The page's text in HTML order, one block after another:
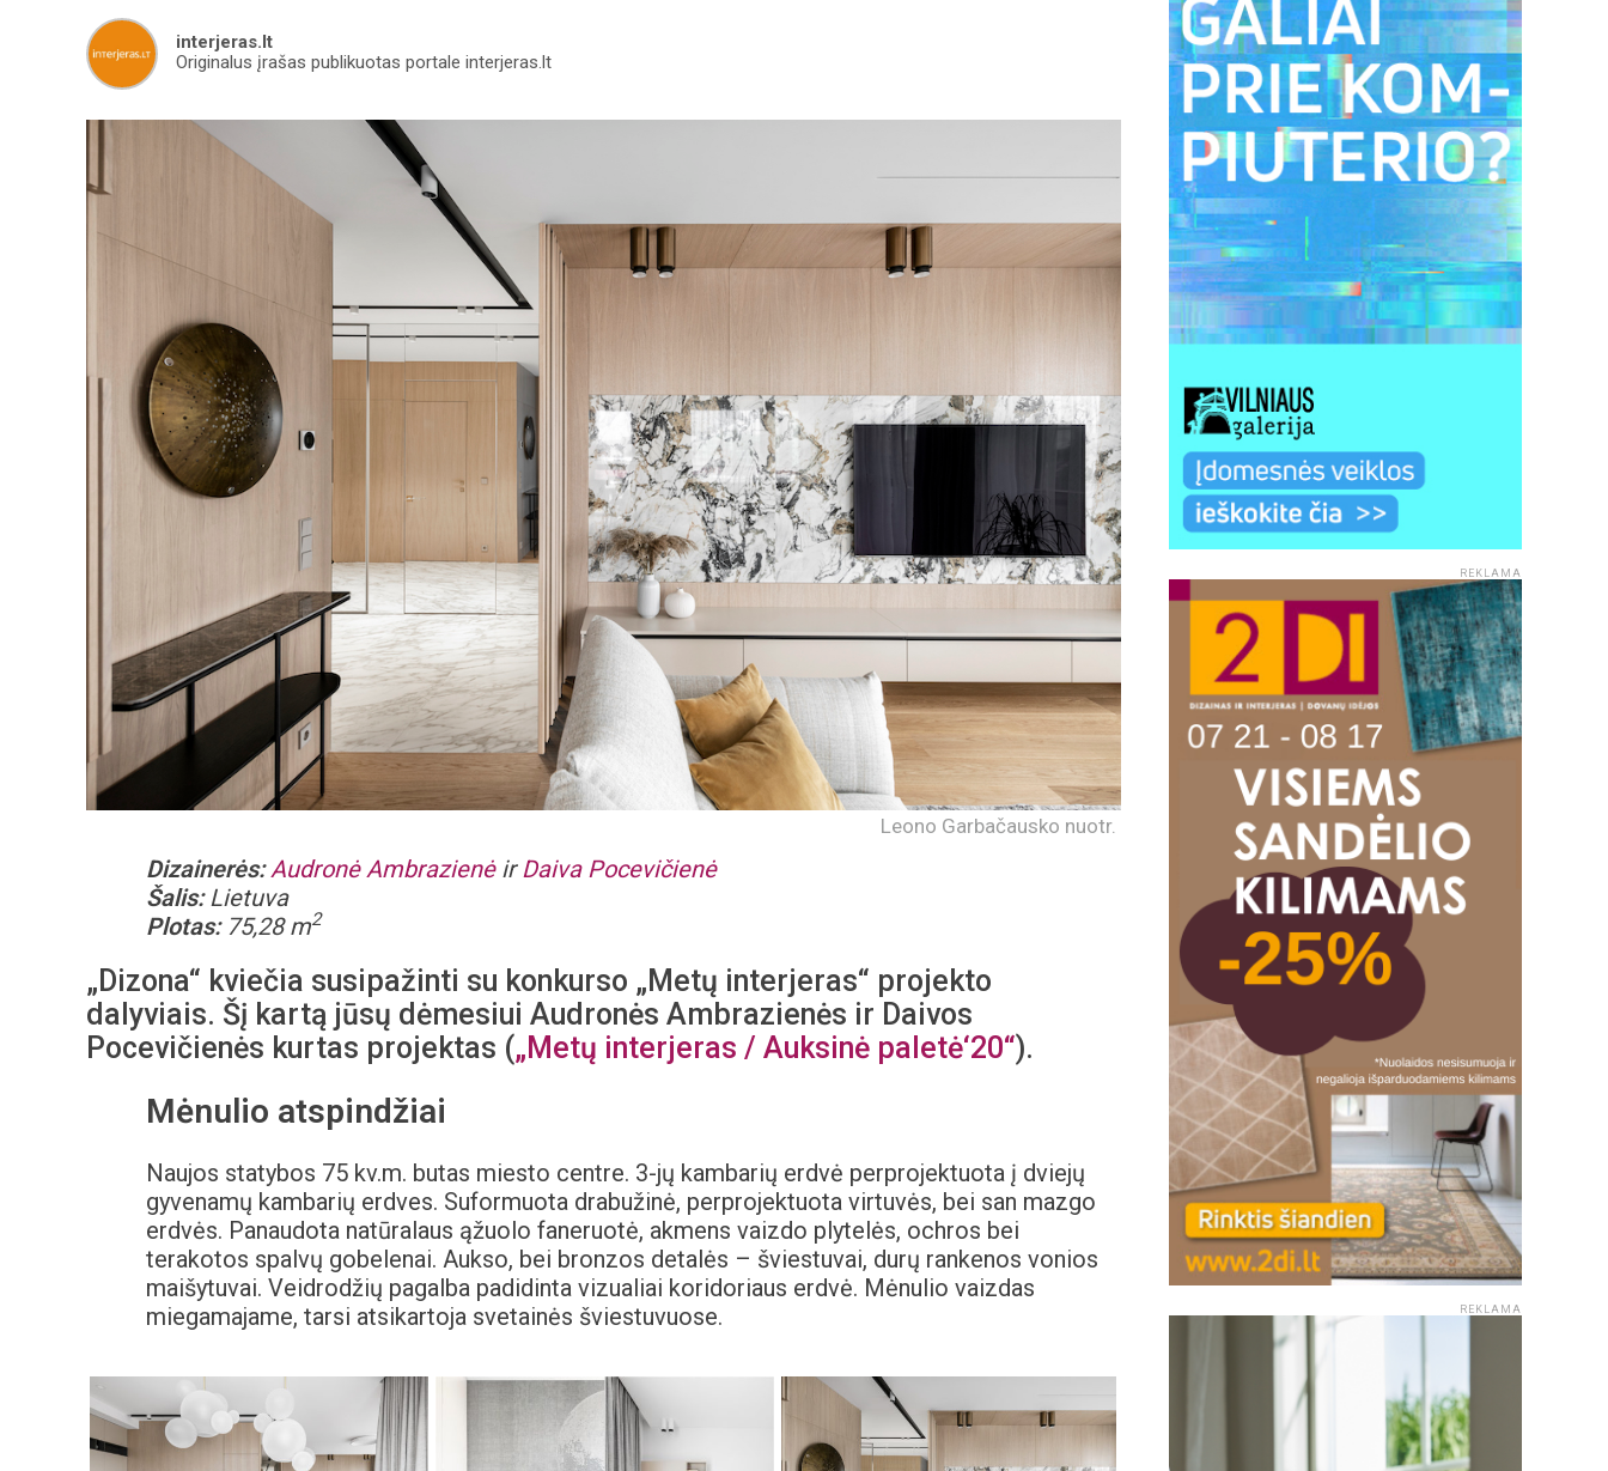
interjeras.lt
Originalus įrašas publikuotas portale interjeras.lt
Leono Garbačausko nuotr.
Dizainerės: Audronė AmbrazienėirDaiva Pocevičienė
Šalis:Lietuva
Plotas:75,28 m2
„Dizona“ kviečia susipažinti su konkurso „Metų interjeras“ projekto
dalyviais. Šį kartą jūsų dėmesiui Audronės Ambrazienės ir Daivos
Pocevičienės kurtas projektas („Metų interjeras / Auksinė paletė‘20“).
Mėnulio atspindžiai
Naujos statybos 75 kv.m. butas miesto centre. 3-jų kambarių erdvė perprojektuota į dviejų
gyvenamų kambarių erdves. Suformuota drabužinė, perprojektuota virtuvės, bei san mazgo
erdvės. Panaudota natūralaus ąžuolo faneruotė, akmens vaizdo plytelės, ochros bei
terakotos spalvų gobelenai. Aukso, bei bronzos detalės – šviestuvai, durų rankenos vonios
maišytuvai. Veidrodžių pagalba padidinta vizualiai koridoriaus erdvė. Mėnulio vaizdas
miegamajame, tarsi atsikartoja svetainės šviestuvuose.
REKLAMA
REKLAMA